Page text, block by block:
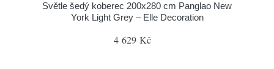
Světle šedý koberec 200x280 cm Panglao New
York Light Grey – Elle Decoration
4 629 Kč